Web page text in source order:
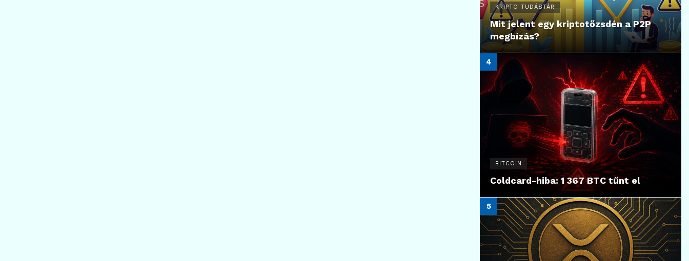
KRIPTO TUDÁSTÁR
Mit jelent egy kriptotőzsdén a P2P
megbízás?
BITCOIN
Coldcard-hiba: 1 367 BTC tűnt el